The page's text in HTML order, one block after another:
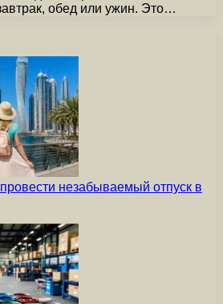
обед или ужин. Это…
незабываемый отпуск в